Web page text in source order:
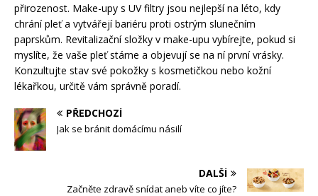
přirozenost. Make-upy s UV filtry jsou nejlepší na léto, kdy
chrání pleť a vytvářejí bariéru proti ostrým slunečním
paprskům. Revitalizační složky v make-upu vybírejte, pokud si
myslíte, že vaše pleť stárne a objevují se na ní první vrásky.
Konzultujte stav své pokožky s kosmetičkou nebo kožní
lékařkou, určitě vám správně poradí.
PŘEDCHOZÍ
Jak se bránit domácímu násilí
DALŠÍ
Začněte zdravě snídat aneb víte co jíte?